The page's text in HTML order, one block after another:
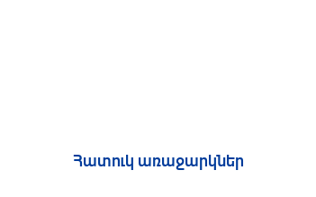
Հատուկ առաջարկներ